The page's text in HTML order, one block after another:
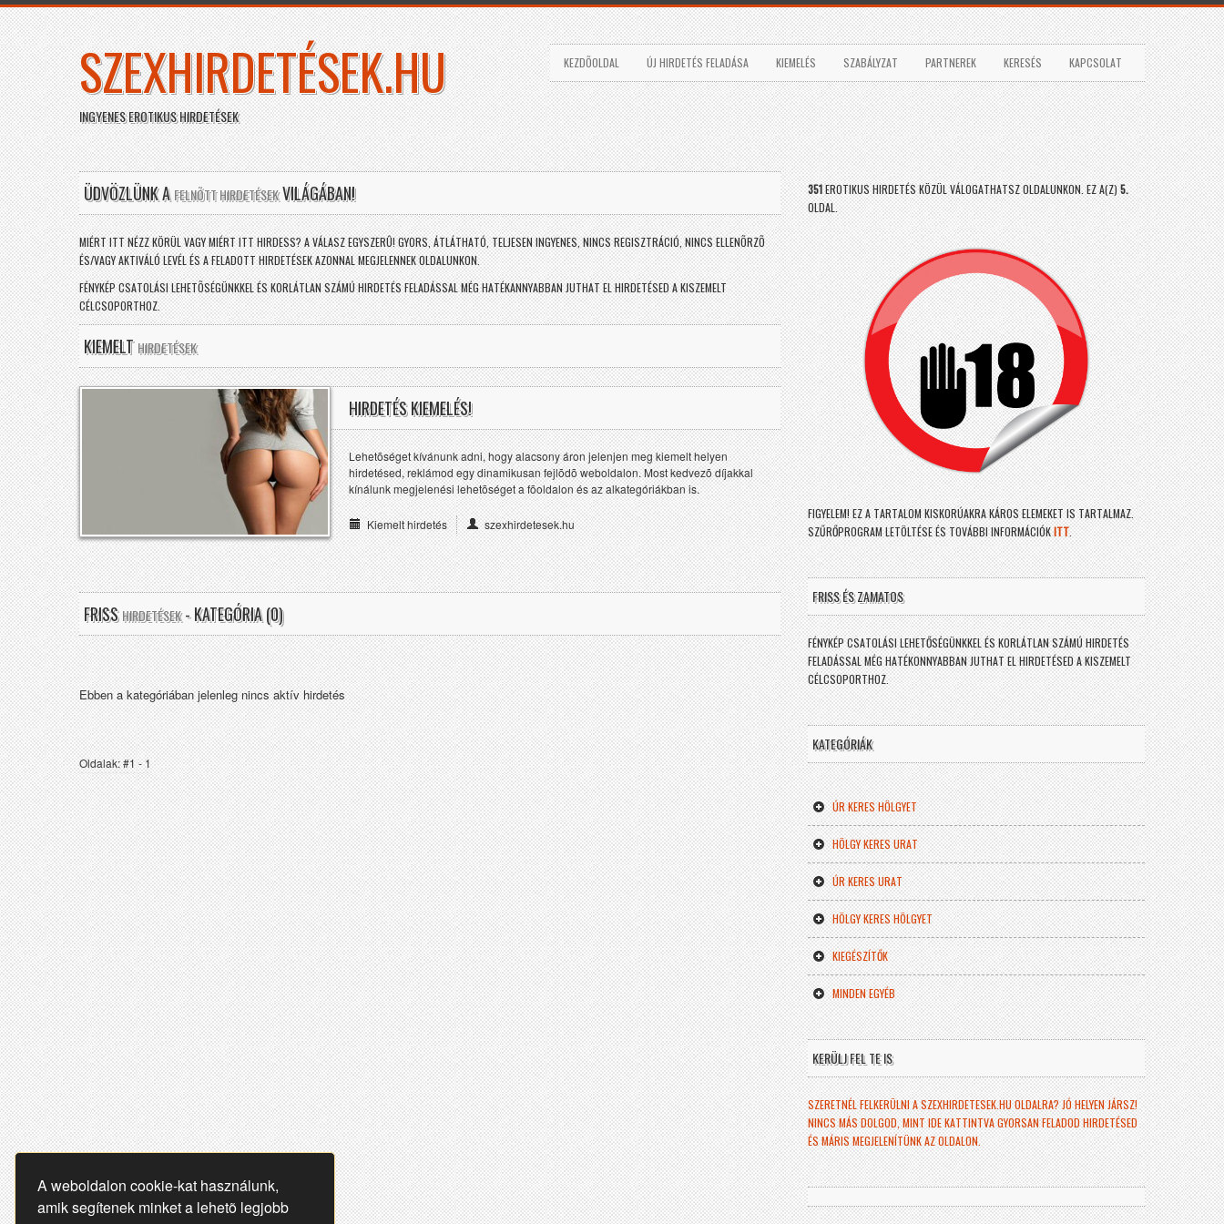
A weboldalon cookie-kat használunk,
amik segítenek minket a lehetõ legjobb
SZEXHIRDETÉSEK.HU
INGYENES EROTIKUS HIRDETÉSEK
KEZDÕOLDAL ÚJ HIRDETÉS FELADÁSA KIEMELÉS SZABÁLYZAT PARTNEREK KERESÉS KAPCSOLAT
ÜDVÖZLÜNK AFELNÕTT HIRDETÉSEKVILÁGÁBAN!
MIÉRT ITT NÉZZ KÖRÜL VAGY MIÉRT ITT HIRDESS? A VÁLASZ EGYSZERÛ! GYORS, ÁTLÁTHATÓ, TELJESEN INGYENES, NINCS REGISZTRÁCIÓ, NINCS ELLENÕRZÕ
ÉS/VAGY AKTIVÁLÓ LEVÉL ÉS A FELADOTT HIRDETÉSEK AZONNAL MEGJELENNEK OLDALUNKON.
FÉNYKÉP CSATOLÁSI LEHETÕSÉGÜNKKEL ÉS KORLÁTLAN SZÁMÚ HIRDETÉS FELADÁSSAL MÉG HATÉKANNYABBAN JUTHAT EL HIRDETÉSED A KISZEMELT
CÉLCSOPORTHOZ.
KIEMELTHIRDETÉSEK
HIRDETÉS KIEMELÉS!
Lehetõséget kívánunk adni, hogy alacsony áron jelenjen meg kiemelt helyen
hirdetésed, reklámod egy dinamikusan fejlõdõ weboldalon. Most kedvezõ díjakkal
kínálunk megjelenési lehetõséget a fõoldalon és az alkategóriákban is.
Kiemelt hirdetés szexhirdetesek.hu
FRISSHIRDETÉSEK- KATEGÓRIA (0)
Ebben a kategóriában jelenleg nincs aktív hirdetés
Oldalak: #1 - 1
351EROTIKUS HIRDETÉS KÖZÜL VÁLOGATHATSZ OLDALUNKON. EZ A(Z)5.
OLDAL.
FIGYELEM! EZ A TARTALOM KISKORÚAKRA KÁROS ELEMEKET IS TARTALMAZ.
SZŰRŐPROGRAM LETÖLTÉSE ÉS TOVÁBBI INFORMÁCIÓKITT.
FRISS ÉS ZAMATOS
FÉNYKÉP CSATOLÁSI LEHETŐSÉGÜNKKEL ÉS KORLÁTLAN SZÁMÚ HIRDETÉS
FELADÁSSAL MÉG HATÉKONNYABBAN JUTHAT EL HIRDETÉSED A KISZEMELT
CÉLCSOPORTHOZ.
KATEGÓRIÁK
ÚR KERES HÖLGYET
HÖLGY KERES URAT
ÚR KERES URAT
HÖLGY KERES HÖLGYET
KIEGÉSZÍTŐK
MINDEN EGYÉB
KERÜLJ FEL TE IS
SZERETNÉL FELKERÜLNI A SZEXHIRDETESEK.HU OLDALRA? JÓ HELYEN JÁRSZ!
NINCS MÁS DOLGOD, MINT IDE KATTINTVA GYORSAN FELADOD HIRDETÉSED
ÉS MÁRIS MEGJELENÍTÜNK AZ OLDALON.